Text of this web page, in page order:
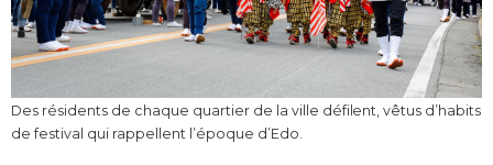
Des résidents de chaque quartier de la ville défilent, vêtus d’habits
de festival qui rappellent l’époque d’Edo.